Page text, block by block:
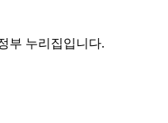
부 누리집입니다.